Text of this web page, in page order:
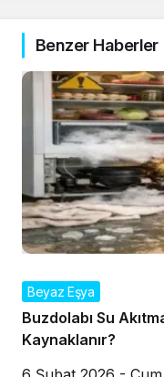
Benzer Haberler
Beyaz Eşya
Buzdolabı Su
Kaynaklanır?